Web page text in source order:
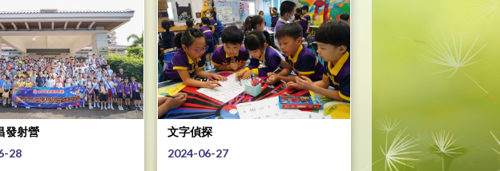
發射營
28
文字偵探
2024-06-27